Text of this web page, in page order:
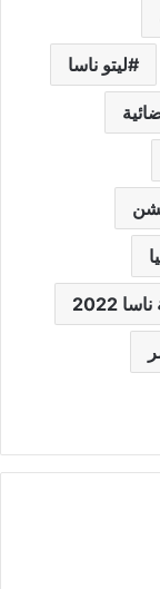
لیتو ناسا
2022